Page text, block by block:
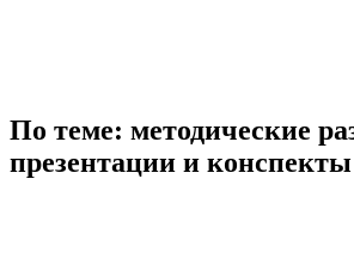
По теме: методические
презентации и конспекты